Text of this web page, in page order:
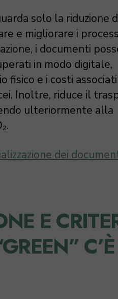
solo la riduzione
e migliorare i
i documenti
in modo digitale,
fisico e i costi
Inoltre, riduce il
ulteriormente alla
dei
E